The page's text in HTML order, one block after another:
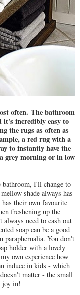
often. The bathroom
it's incredibly easy to
the rugs as often as
a red rug with a
to instantly have the
grey morning or in low
I'll change to
shade always has
their own favourite
freshening up the
always need to cash out
soap can be a good
paraphernalia. You don't
holder with a lovely
own experience how
induce in kids - which
matter - the small
joy in!